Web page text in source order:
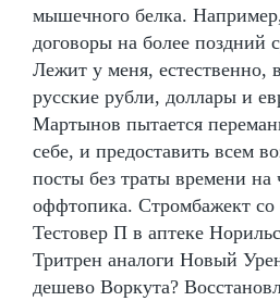
мышечного белка.
договоры на более поздний
Лежит у меня, естественно,
русские рубли, доллары и
Мартынов пытается
себе, и предоставить всем
посты без траты времени на
оффтопика. Стромбажект со
Тестовер П в аптеке
Тритрен аналоги Новый
дешево Воркута?